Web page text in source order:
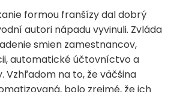
formou franšízy dal dobrý
autori nápadu vyvinuli. Zvláda
smien zamestnancov,
automatické účtovníctvo a
Vzhľadom na to, že väčšina
bolo zrejmé, že ich